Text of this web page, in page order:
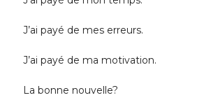
J’ai payé de mes erreurs.
J’ai payé de ma motivation.
La bonne nouvelle?